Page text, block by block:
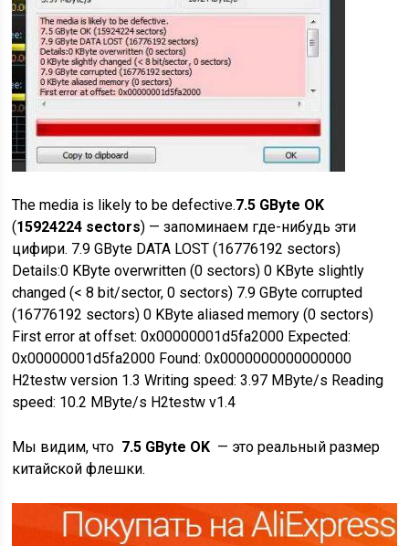
The media is likely to be defective.7.5 GByte OK
(15924224 sectors) — запоминаем где-нибудь эти
цифири. 7.9 GByte DATA LOST (16776192 sectors)
Details:0 KByte overwritten (0 sectors) 0 KByte slightly
changed (< 8 bit/sector, 0 sectors) 7.9 GByte corrupted
(16776192 sectors) 0 KByte aliased memory (0 sectors)
First error at offset: 0x00000001d5fa2000 Expected:
0x00000001d5fa2000 Found: 0x0000000000000000
H2testw version 1.3 Writing speed: 3.97 MByte/s Reading
speed: 10.2 MByte/s H2testw v1.4
Мы видим, что 7.5 GByte OK — это реальный размер
китайской флешки.